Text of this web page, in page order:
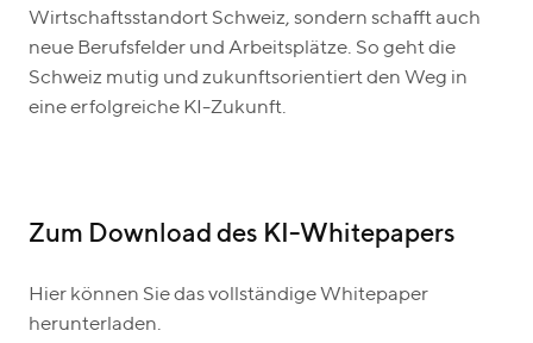
Wirtschaftsstandort Schweiz, sondern schafft auch
neue Berufsfelder und Arbeitsplätze. So geht die
Schweiz mutig und zukunftsorientiert den Weg in
eine erfolgreiche KI-Zukunft.
Zum Download des KI-Whitepapers
Hier können Sie das vollständige Whitepaper
herunterladen.